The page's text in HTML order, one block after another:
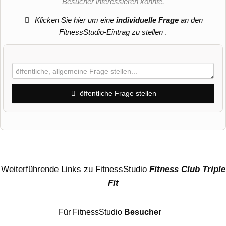
Klicken Sie hier um eineindividuelle Frage an den
FitnessStudio-Eintrag zu stellen .
öffentliche Frage stellen
Weiterführende Links zu FitnessStudio Fitness Club Triple
Fit
Für FitnessStudio Besucher